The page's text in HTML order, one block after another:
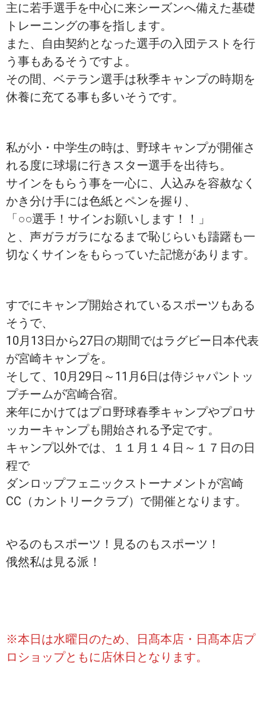
主に若手選手を中心に来シーズンへ備えた基礎
トレーニングの事を指します。
また、自由契約となった選手の入団テストを行
う事もあるそうですよ。
その間、ベテラン選手は秋季キャンプの時期を
休養に充てる事も多いそうです。
私が小・中学生の時は、野球キャンプが開催さ
れる度に球場に行きスター選手を出待ち。
サインをもらう事を一心に、人込みを容赦なく
かき分け手には色紙とペンを握り、
「○○選手！サインお願いします！！」
と、声ガラガラになるまで恥じらいも躊躇も一
切なくサインをもらっていた記憶があります。
すでにキャンプ開始されているスポーツもある
そうで、
10月13日から27日の期間ではラグビー日本代表
が宮崎キャンプを。
そして、10月29日～11月6日は侍ジャパントッ
プチームが宮崎合宿。
来年にかけてはプロ野球春季キャンプやプロサ
ッカーキャンプも開始される予定です。
キャンプ以外では、１１月１４日～１７日の日
程で
ダンロップフェニックストーナメントが宮崎
CC（カントリークラブ）で開催となります。
やるのもスポーツ！見るのもスポーツ！
俄然私は見る派！
※本日は水曜日のため、日髙本店・日髙本店プ
ロショップともに店休日となります。